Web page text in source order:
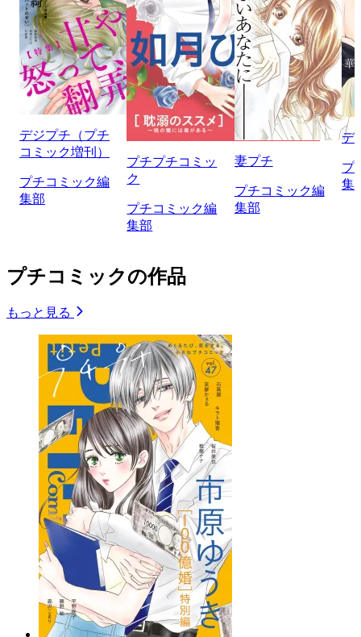
デジプチ（プチ
コミック増刊）
プチコミック編
集部
プチプチコミッ
ク
プチコミック編
集部
妻プチ
プチコミック編
集部
デ
プ
集
プチコミックの作品
もっと見る